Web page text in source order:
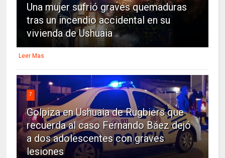
Una mujer sufrió graves quemaduras
tras un incendio accidental en su
vivienda de Ushuaia
Leer Mas
7
Golpiza en Ushuaia de Rugbiers que
recuerda al caso Fernando Báez dejó
a dos adolescentes con graves
lesiones